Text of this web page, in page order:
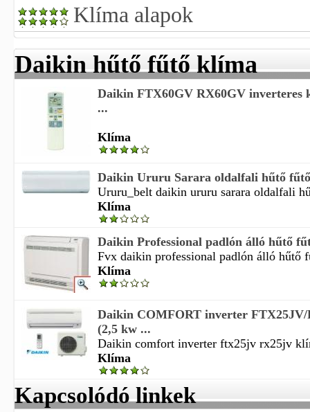
Klíma alapok
Daikin hűtő fűtő klíma
Daikin FTX60GV RX60GV inverteres
...
Klíma
Daikin Ururu Sarara oldalfali hűtő
Ururu_belt daikin ururu sarara oldalfali
Klíma
Daikin Professional padlón álló hűtő
Fvx daikin professional padlón álló hűtő
Klíma
Daikin COMFORT inverter
(2,5 kw ...
Daikin comfort inverter ftx25jv rx25jv
Klíma
Kapcsolódó linkek